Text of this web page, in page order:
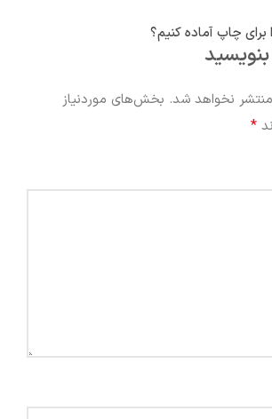
چاپ آماده کنیم؟
نخواهد شد. بخش‌های موردنیاز
*